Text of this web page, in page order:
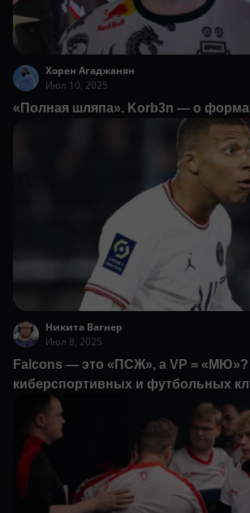
Хорен Агаджанян
Июл 10, 2025
«Полная шляпа». Korb3n — о
Никита Вагнер
Июл 8, 2025
Falcons — это «ПСЖ», а VP = «МЮ»?
киберспортивных и футбольных